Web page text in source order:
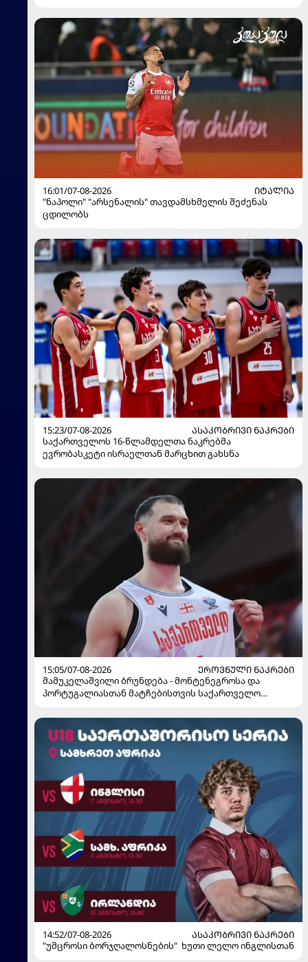
16:01/07-08-2026
ᲘᲢᲐᲚᲘᲐ
"ნაპოლი" "არსენალის" თავდამსხმელის შეძენას
ცდილობს
15:23/07-08-2026
ᲐᲡᲐᲙᲝᲑᲠᲘᲕᲘ ᲜᲐᲙᲠᲔᲑᲘ
საქართველოს 16-წლამდელთა ნაკრებმა
ევრობასკეტი ისრაელთან მარცხით გახსნა
15:05/07-08-2026
ᲔᲠᲝᲕᲜᲣᲚᲘ ᲜᲐᲙᲠᲔᲑᲘ
მამუკელაშვილი ბრუნდება - მონტენეგროსა და
პორტუგალიასთან მატჩებისთვის საქართველო
14:52/07-08-2026
ᲐᲡᲐᲙᲝᲑᲠᲘᲕᲘ ᲜᲐᲙᲠᲔᲑᲘ
"უმცროსი ბორჯღალოსნების" ხუთი ლელო ინგლისთან